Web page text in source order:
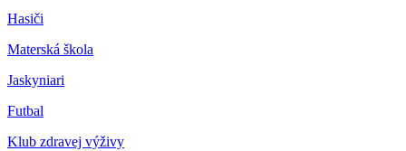
Hasiči
Materská škola
Jaskyniari
Futbal
Klub zdravej výživy